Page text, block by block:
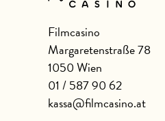
Filmcasino
Margaretenstraße 78
1050 Wien
01 / 587 90 62
kassa@filmcasino.at